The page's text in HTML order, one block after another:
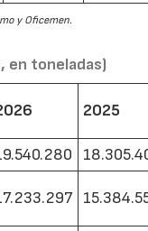
y Oficemen.
en toneladas)
2025